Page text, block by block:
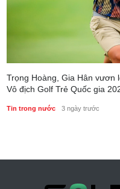
Trọng Hoàng, Gia Hân vươn
Vô địch Golf Trẻ Quốc gia
Tin trong nước 3 ngày trước